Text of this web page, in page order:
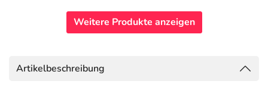
Weitere Produkte anzeigen
Artikelbeschreibung